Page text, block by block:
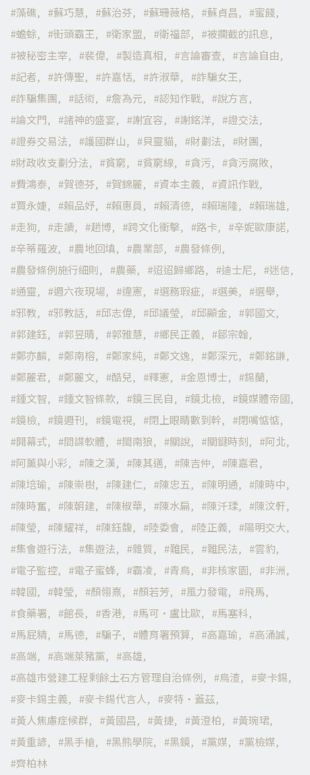
藻礁
蘇巧慧 蘇治芬 蘇珊薇格 蘇貞昌
蜜餞
蟾蜍
街頭霸王 衛家盟 衛福部
被攔截的訊息
被秘密主宰
裴偉 製造真相 言論審查
言論自由
記者
許傳聖 許嘉恬 許淑華
詐騙女王
詐騙集團
話術 詹為元 認知作戰
說方言
論文門
諸神的盛宴 謝宜容 謝銘洋
證交法
證券交易法
護國群山 貝靈貓 財劃法
財團
財政收支劃分法
貧窮 貧窮線 貪污
貪污腐敗
費鴻泰
賀德芬 賀錦麗 資本主義
資訊作戰
賈永婕
賴品妤 賴惠員 賴清德 賴瑞隆
賴瑞雄
走狗
走讀 趙博 跨文化衝擊 路卡
辛妮歐康諾
辛蒂羅波
農地回填 農業部
農發條例
農發條例施行細則
農藥 迢迢歸鄉路 迪士尼
迷信
通靈
週六夜現場 違憲 選務瑕疵 選美
選舉
邪教
邪教話 邱志偉 邱議瑩 邱顯金
郭國文
郭建鈺
郭昱晴 郭雅慧 鄉民正義
鄒宗翰
鄭亦麟
鄭南榕 鄭家純 鄭文逸 鄭深元
鄭銘謙
鄭麗君
鄭麗文 酷兒 釋憲 金恩博士
錫蘭
鍾文智
鍾文智條款 鏡三民自 鏡北檢
鏡媒體帝國
鏡檢
鏡週刊 鏡電視 閉上眼睛數到幹
閉嘴惦惦
開幕式
間諜軟體 閩南狼 關說 關鍵時刻
阿北
阿薰與小彩
陳之漢 陳其邁 陳吉仲
陳嘉君
陳培瑜
陳崇樹 陳建仁 陳忠五 陳明通
陳時中
陳時奮
陳朝建 陳椒華 陳水扁 陳汘瑈
陳汶軒
陳瑩
陳耀祥 陳鈺馥 陸委會 陸正義
陽明交大
集會遊行法
集遊法 雜質 難民 難民法
雲豹
電子監控
電子蜜蜂 霸凌 青鳥 非核家園
非洲
韓國
韓瑩 顏翎熹 顏若芳 風力發電
飛馬
食藥署
館長 香港 馬可·盧比歐
馬塞科
馬屁精
馬德 騙子 體育署預算 高嘉瑜
高涌誠
高端
高端萊豬黨
高雄
高雄市營建工程剩餘土石方管理自治條例
鳥渣
麥卡錫
麥卡錫主義
麥卡錫代言人
麥特·蓋茲
黃人焦慮症候群
黃國昌 黃捷 黃澄柏
黃琬珺
黃重諺
黑手槍 黑熊學院 黑鏡 黨媒
黨檢媒
齊柏林